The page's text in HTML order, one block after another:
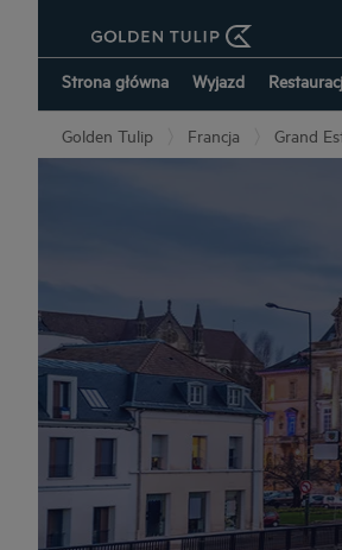
Strona główna Wyjazd
Golden Tulip Francja Grand